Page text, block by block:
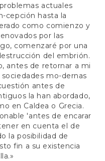
actuales
cepción hasta la
como comienzo y
por las
comenzaré por una
del embrión.
antes de retornar a mi
mo-dernas
antes de
la han abordado,
en Caldea o Grecia.
'antes de encarar
en cuenta el de
la posibilidad de
fin a su existencia